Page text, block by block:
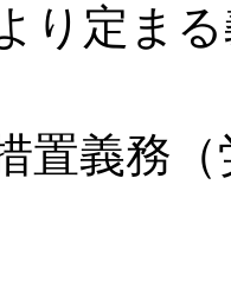
り定ま
置義務